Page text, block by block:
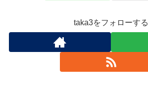
taka3をフォローする